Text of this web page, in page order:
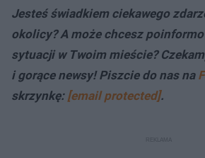
Jesteś świadkiem ciekawego
okolicy? A może chcesz
sytuacji w Twoim mieście?
i gorące newsy! Piszcie do nas na
skrzynkę: [email protected].